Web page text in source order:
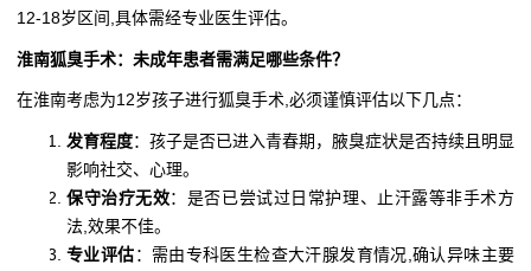
12-18岁区间,具体需经专业医生评估。
淮南狐臭手术：未成年患者需满足哪些条件？
在淮南考虑为12岁孩子进行狐臭手术,必须谨慎评估以下几点：
发育程度：孩子是否已进入青春期，腋臭症状是否持续且明显
影响社交、心理。
保守治疗无效：是否已尝试过日常护理、止汗露等非手术方
法,效果不佳。
专业评估：需由专科医生检查大汗腺发育情况,确认异味主要